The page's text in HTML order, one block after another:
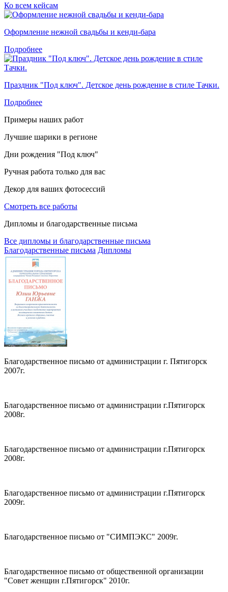
Ко всем кейсам
Оформление нежной свадьбы и кенди-бара
Подробнее
Праздник "Под ключ". Детское день рождение в стиле Тачки.
Подробнее
Примеры наших работ
Лучшие шарики в регионе
Дни рождения "Под ключ"
Ручная работа только для вас
Декор для ваших фотосессий
Смотреть все работы
Дипломы и благодарственные письма
Все дипломы и благодарственные письма
Благодарственные письма Дипломы
Благодарственное письмо от администрации г. Пятигорск
2007г.
Благодарственное письмо от администрации г.Пятигорск
2008г.
Благодарственное письмо от администрации г.Пятигорск
2008г.
Благодарственное письмо от администрации г.Пятигорск
2009г.
Благодарственное письмо от "СИМПЭКС" 2009г.
Благодарственное письмо от общественной организации
"Совет женщин г.Пятигорск" 2010г.